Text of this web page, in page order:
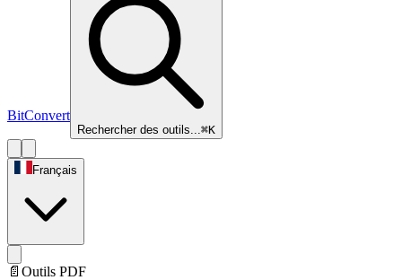
BitConvert
Rechercher des outils...⌘K
Français
📄 Outils PDF